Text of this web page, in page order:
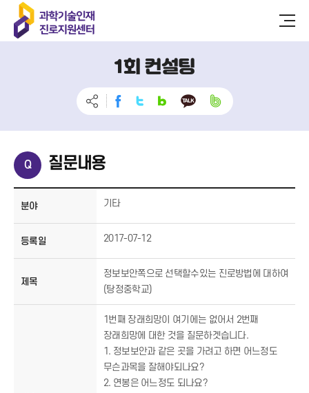
1회 컨설팅
질문내용
분야 기타
등록일 2017-07-12
제목
정보보안쪽으로 선택할수있는 진로방법에 대하여
(탕정중학교)
1번째 장래희망이 여기에는 없어서 2번째
장래희망에 대한 것을 질문하겟습니다.
1. 정보보안과 같은 곳을 가려고 하면 어느정도
무슨과목을 잘해야되나요?
2. 연봉은 어느정도 되나요?